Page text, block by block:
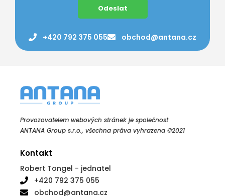
+420 792 375 055 obchod@antana.cz
Provozovatelem webových stránek je společnost
ANTANA Group s.r.o., všechna práva vyhrazena ©2021
Kontakt
+420 792 375 055
obchod@antana.cz
Obchodní údaje